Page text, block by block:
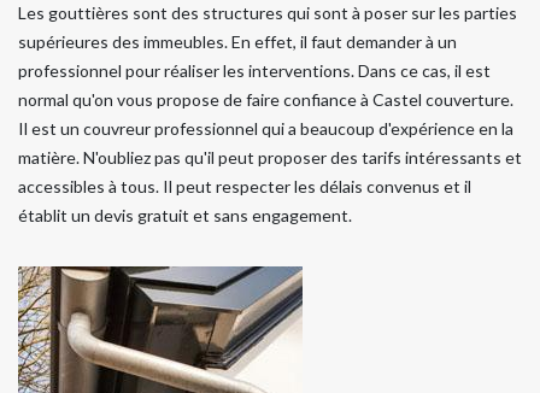
Les gouttières sont des structures qui sont à poser sur les parties
supérieures des immeubles. En effet, il faut demander à un
professionnel pour réaliser les interventions. Dans ce cas, il est
normal qu'on vous propose de faire confiance à Castel couverture.
Il est un couvreur professionnel qui a beaucoup d'expérience en la
matière. N'oubliez pas qu'il peut proposer des tarifs intéressants et
accessibles à tous. Il peut respecter les délais convenus et il
établit un devis gratuit et sans engagement.